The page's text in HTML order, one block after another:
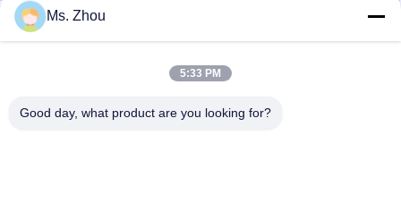
macchina della
centrifuga del
macchina medica
Centrifuga di PRF di
macchina refrigerata
Ms. Zhou
5:33 PM
Good day, what product are you looking for?